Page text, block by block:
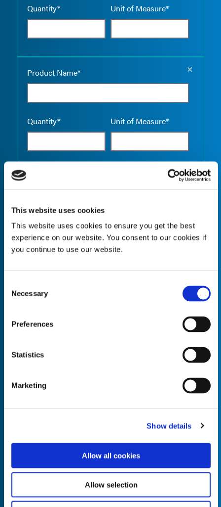
This website uses cookies
This website uses cookies to ensure you get the best
experience on our website. You consent to our cookies if
you continue to use our website.
Selection
Necessary
Preferences
Statistics
Marketing
Show details
Allow all cookies
Allow selection
Quantity* Unit of Measure*
Product Name*
Quantity* Unit of Measure*
Quantity* Unit of Measure*
Empty
Product Name* Empty
Unit of Measure*